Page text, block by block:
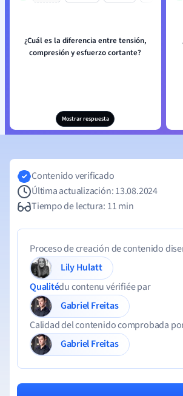
¿Cuál es la diferencia entre tensión,
compresión y esfuerzo cortante?
Mostrar respuesta
Contenido verificado
Última actualización: 13.08.2024
Tiempo de lectura: 11 min
Proceso de creación de contenido
Lily Hulatt
Qualitédu contenu vérifiée par
Gabriel Freitas
Calidad del contenido comprobada
Gabriel Freitas